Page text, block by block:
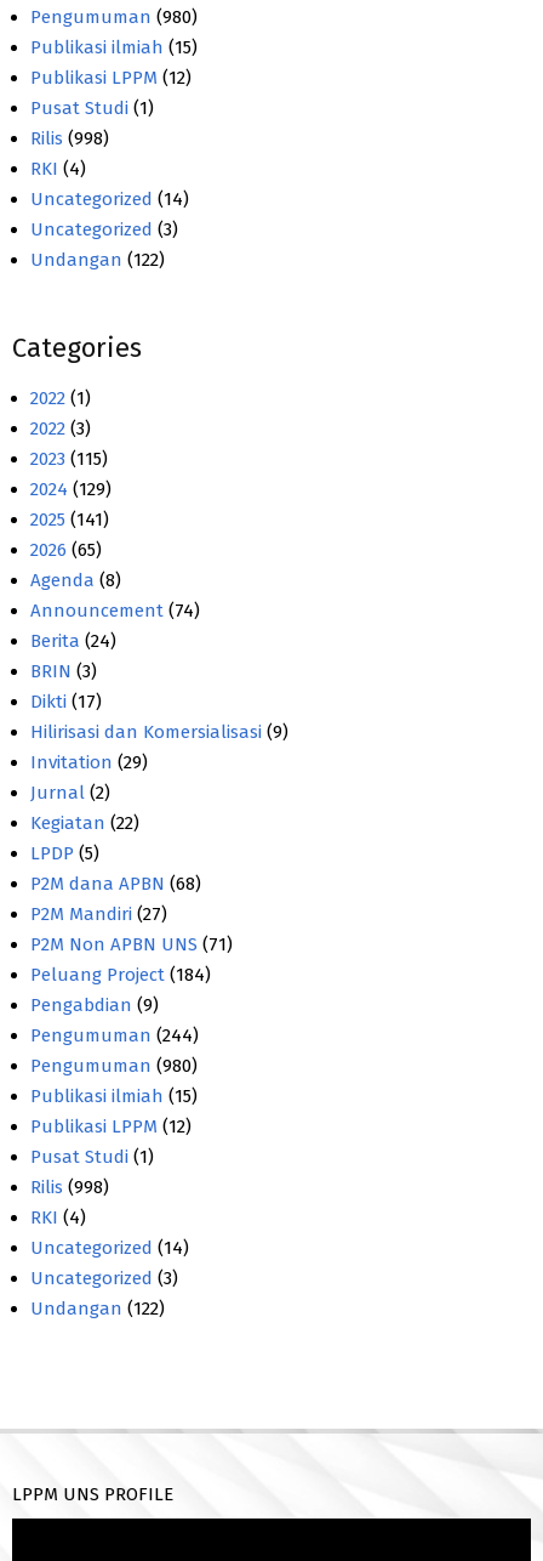
Pengumuman (980)
Publikasi ilmiah (15)
Publikasi LPPM (12)
Pusat Studi (1)
Rilis (998)
RKI (4)
Uncategorized (14)
Uncategorized (3)
Undangan (122)
Categories
2022 (1)
2022 (3)
2023 (115)
2024 (129)
2025 (141)
2026 (65)
Agenda (8)
Announcement (74)
Berita (24)
BRIN (3)
Dikti (17)
Hilirisasi dan Komersialisasi (9)
Invitation (29)
Jurnal (2)
Kegiatan (22)
LPDP (5)
P2M dana APBN (68)
P2M Mandiri (27)
P2M Non APBN UNS (71)
Peluang Project (184)
Pengabdian (9)
Pengumuman (244)
Pengumuman (980)
Publikasi ilmiah (15)
Publikasi LPPM (12)
Pusat Studi (1)
Rilis (998)
RKI (4)
Uncategorized (14)
Uncategorized (3)
Undangan (122)
LPPM UNS PROFILE